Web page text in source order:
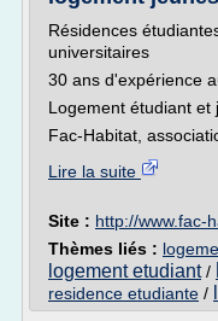
Résidences
universitaires
30 ans d'expérience
Logement étudiant et
Fac-Habitat,
Lire la suite
Site : http://www.fac-
Thèmes liés :
logement etudiant/
residence etudiante /